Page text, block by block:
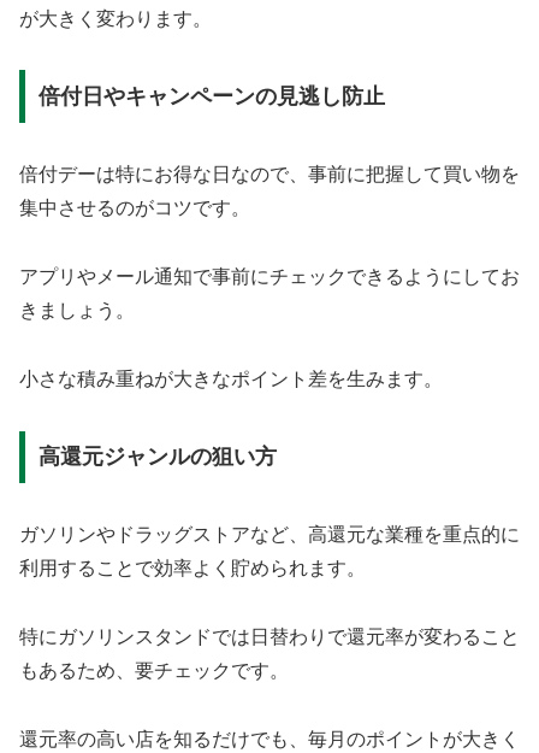
が大きく変わります。
倍付日やキャンペーンの見逃し防止
倍付デーは特にお得な日なので、事前に把握して買い物を
集中させるのがコツです。
アプリやメール通知で事前にチェックできるようにしてお
きましょう。
小さな積み重ねが大きなポイント差を生みます。
高還元ジャンルの狙い方
ガソリンやドラッグストアなど、高還元な業種を重点的に
利用することで効率よく貯められます。
特にガソリンスタンドでは日替わりで還元率が変わること
もあるため、要チェックです。
還元率の高い店を知るだけでも、毎月のポイントが大きく